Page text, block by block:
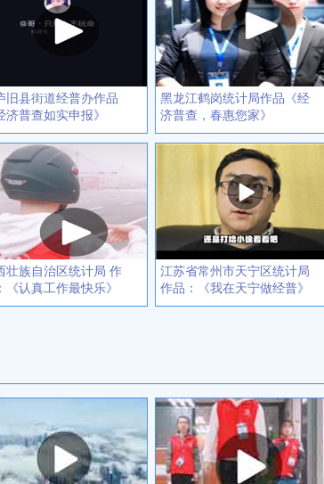
旧县街道经普办作品
济普查如实申报》
黑龙江鹤岗统计局作品《经
济普查，春惠您家》
壮族自治区统计局 作
《认真工作最快乐》
江苏省常州市天宁区统计局
作品：《我在天宁做经普》